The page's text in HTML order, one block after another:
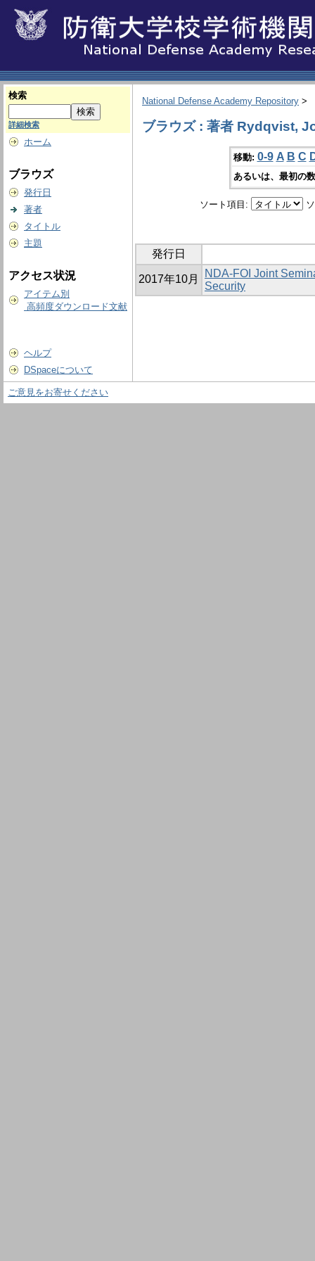
検索
詳細検索
ホーム
ブラウズ
発行日
著者
タイトル
主題
アクセス状況
アイテム別
高頻度ダウンロード文献
ヘルプ
DSpaceについて
National Defense Academy Repository >
ブラウズ : 著者 Rydqvist,
移動: 0-9 A B C
あるいは、最初の
ソート項目:
発行日
2017年10月
NDA‐FOI Joint
Security
ご意見をお寄せください